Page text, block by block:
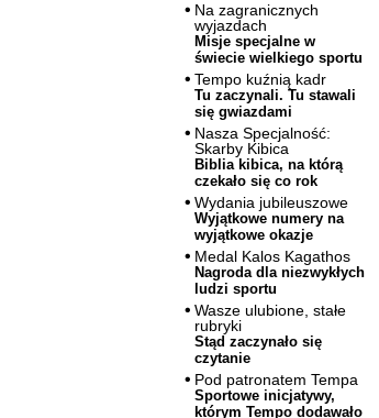
Na zagranicznych
wyjazdach
Misje specjalne w
świecie wielkiego sportu
Tempo kuźnią kadr
Tu zaczynali. Tu stawali
się gwiazdami
Nasza Specjalność:
Skarby Kibica
Biblia kibica, na którą
czekało się co rok
Wydania jubileuszowe
Wyjątkowe numery na
wyjątkowe okazje
Medal Kalos Kagathos
Nagroda dla niezwykłych
ludzi sportu
Wasze ulubione, stałe
rubryki
Stąd zaczynało się
czytanie
Pod patronatem Tempa
Sportowe inicjatywy,
którym Tempo dodawało